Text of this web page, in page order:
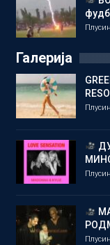
Галерија